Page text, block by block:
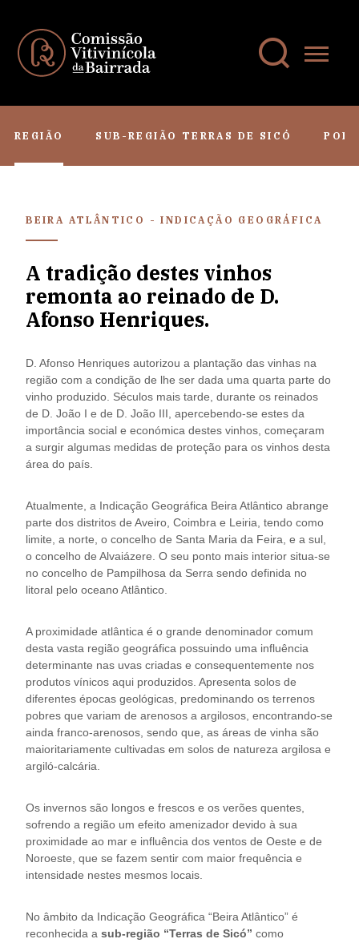
REGIÃO SUB-REGIÃO TERRAS DE SICÓ
BEIRA ATLÂNTICO - INDICAÇÃO GEOGRÁFICA
A tradição destes vinhos
remonta ao reinado de D.
Afonso Henriques.
D. Afonso Henriques autorizou a plantação das vinhas na
região com a condição de lhe ser dada uma quarta parte do
vinho produzido. Séculos mais tarde, durante os reinados
de D. João I e de D. João III, apercebendo-se estes da
importância social e económica destes vinhos, começaram
a surgir algumas medidas de proteção para os vinhos desta
área do país.
Atualmente, a Indicação Geográfica Beira Atlântico abrange
parte dos distritos de Aveiro, Coimbra e Leiria, tendo como
limite, a norte, o concelho de Santa Maria da Feira, e a sul,
o concelho de Alvaiázere. O seu ponto mais interior situa-se
no concelho de Pampilhosa da Serra sendo definida no
litoral pelo oceano Atlântico.
A proximidade atlântica é o grande denominador comum
desta vasta região geográfica possuindo uma influência
determinante nas uvas criadas e consequentemente nos
produtos vínicos aqui produzidos. Apresenta solos de
diferentes épocas geológicas, predominando os terrenos
pobres que variam de arenosos a argilosos, encontrando-se
ainda franco-arenosos, sendo que, as áreas de vinha são
maioritariamente cultivadas em solos de natureza argilosa e
argiló-calcária.
Os invernos são longos e frescos e os verões quentes,
sofrendo a região um efeito amenizador devido à sua
proximidade ao mar e influência dos ventos de Oeste e de
Noroeste, que se fazem sentir com maior frequência e
intensidade nestes mesmos locais.
No âmbito da Indicação Geográfica “Beira Atlântico” é
reconhecida asub-região “Terras de Sicó” como